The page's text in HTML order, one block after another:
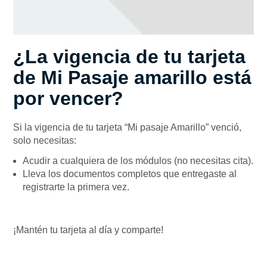
¿La vigencia de tu tarjeta
de Mi Pasaje amarillo está
por vencer?
Si la vigencia de tu tarjeta “Mi pasaje Amarillo” venció,
solo necesitas:
Acudir a cualquiera de los módulos (no necesitas cita).
Lleva los documentos completos que entregaste al
registrarte la primera vez.
¡Mantén tu tarjeta al día y comparte!